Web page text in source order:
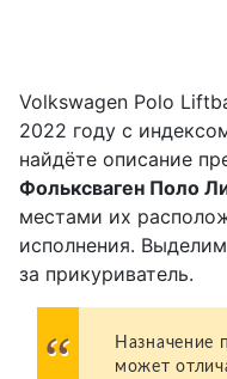
Volkswagen Polo
2022 году с
найдёте описание
Фольксваген Поло
местами их
исполнения.
за прикуриватель.
Назначение
может